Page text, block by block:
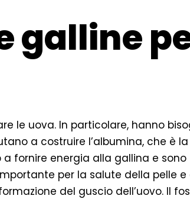
galline
le uova. In particolare, hanno
a costruire l’albumina, che è la
fornire energia alla gallina e sono
per la salute della pelle e
del guscio dell’uovo. Il